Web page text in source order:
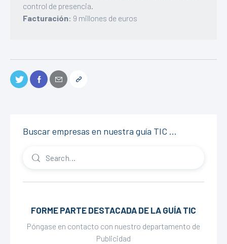
control de presencia.
Facturación: 9 millones de euros
Buscar empresas en nuestra guía TIC …
FORME PARTE DESTACADA DE LA GUÍA TIC
Póngase en contacto con nuestro departamento de
Publicidad